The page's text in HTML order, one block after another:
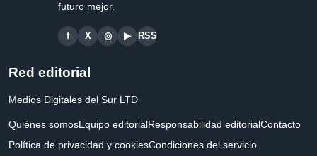
futuro mejor.
f X ◎ ▶ RSS
Red editorial
Medios Digitales del Sur LTD
Quiénes somosEquipo editorialResponsabilidad editorialContacto
Política de privacidad y cookiesCondiciones del servicio